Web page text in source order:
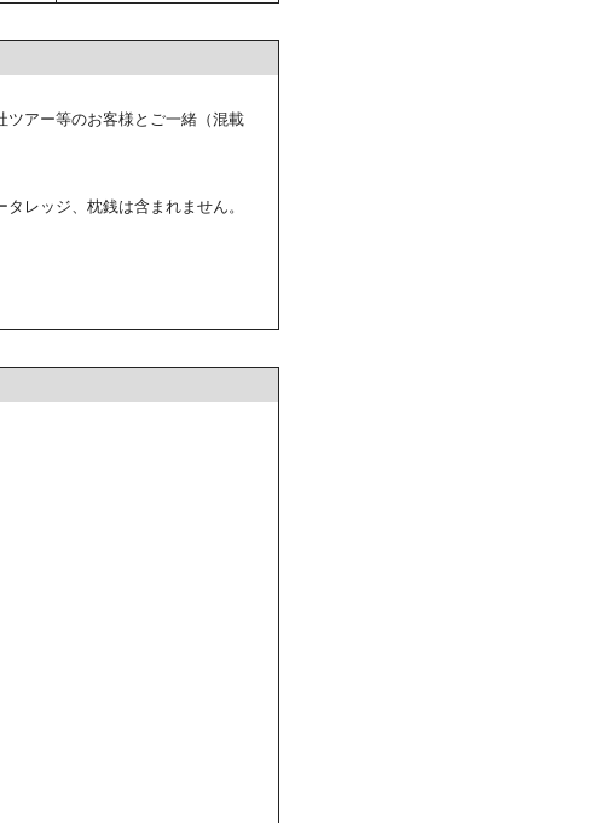
ツアー等のお客様とご一緒（混載
レッジ、枕銭は含まれません。